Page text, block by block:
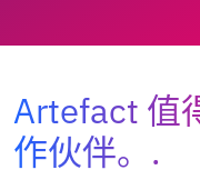
Artefact 值
作伙伴。.